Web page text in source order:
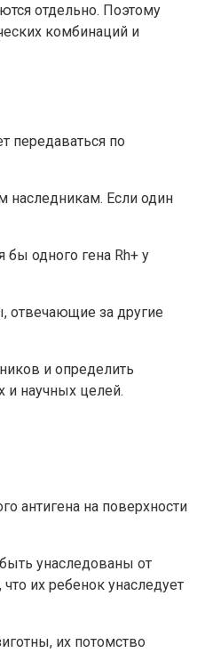
отдельно. Поэтому
комбинаций и
передаваться по
наследникам. Если один
бы одного гена Rh+ у
отвечающие за другие
и определить
и научных целей.
антигена на поверхности
унаследованы от
их ребенок унаследует
их потомство